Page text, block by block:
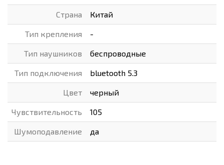
Страна Китай
Тип крепления -
Тип наушников беспроводные
Тип подключения bluetooth 5.3
Цвет черный
Чувствительность 105
Шумоподавление да